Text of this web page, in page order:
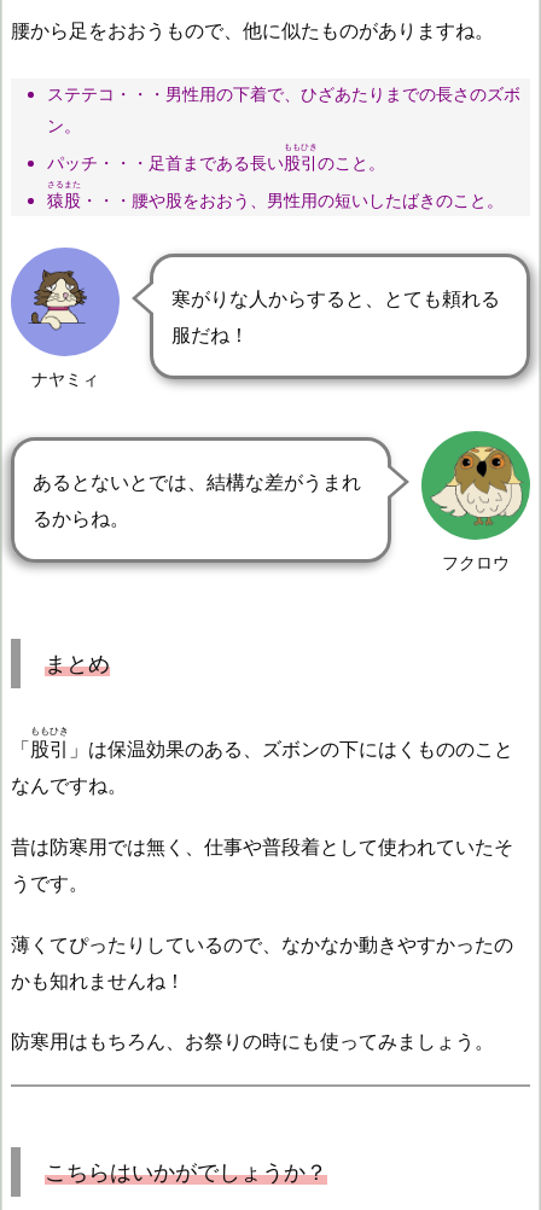
腰から足をおおうもので、他に似たものがありますね。
ステテコ・・・男性用の下着で、ひざあたりまでの長さのズボ
ン。
パッチ・・・足首まである長い股引
ももひき
のこと。
猿股
さるまた
・・・腰や股をおおう、男性用の短いしたばきのこと。
ナヤミィ
寒がりな人からすると、とても頼れる
服だね！
フクロウ
あるとないとでは、結構な差がうまれ
るからね。
まとめ
「股引
ももひき
」は保温効果のある、ズボンの下にはくもののこと
なんですね。
昔は防寒用では無く、仕事や普段着として使われていたそ
うです。
薄くてぴったりしているので、なかなか動きやすかったの
かも知れませんね！
防寒用はもちろん、お祭りの時にも使ってみましょう。
こちらはいかがでしょうか？